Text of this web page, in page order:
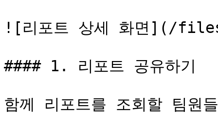
![리포트 상세 화면](/
#### 1. 리포트 공유하기
함께 리포트를 조회할 팀원